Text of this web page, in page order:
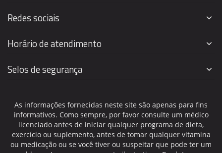
Redes sociais
Horário de atendimento
Selos de segurança
As informações fornecidas neste site são apenas para fins
informativos. Como sempre, por favor consulte um médico
licenciado antes de iniciar qualquer programa de dieta,
exercício ou suplemento, antes de tomar qualquer vitamina
ou medicação ou se você tiver ou suspeitar que pode ter um